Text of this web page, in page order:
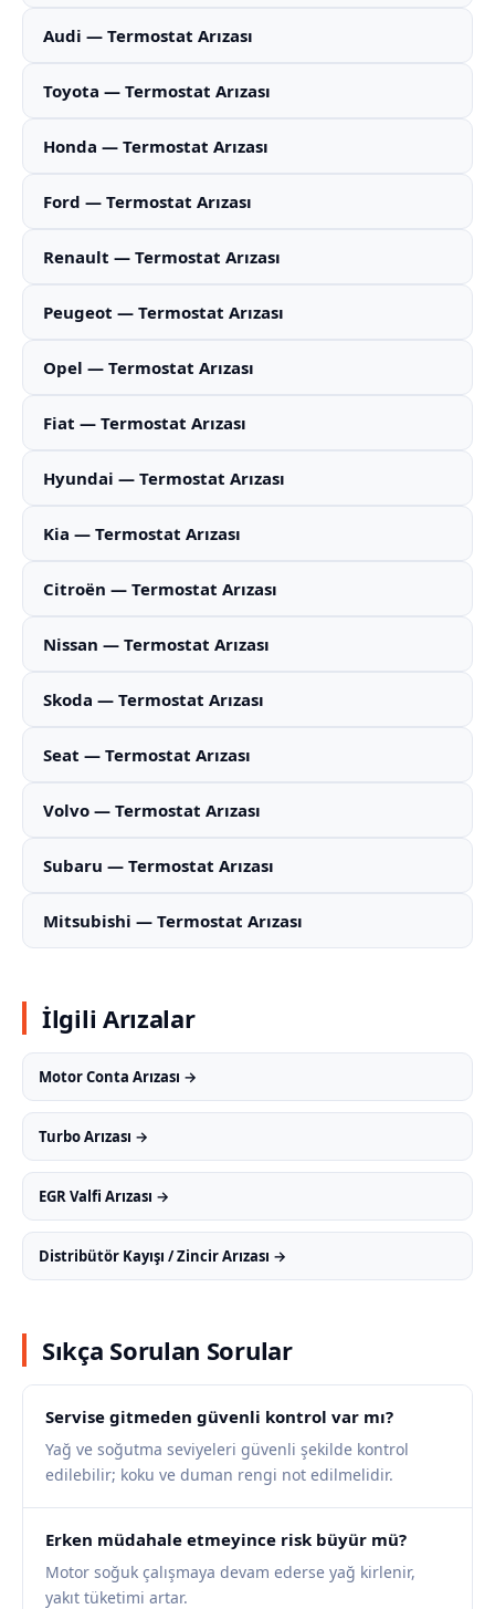
Audi — Termostat Arızası
Toyota — Termostat Arızası
Honda — Termostat Arızası
Ford — Termostat Arızası
Renault — Termostat Arızası
Peugeot — Termostat Arızası
Opel — Termostat Arızası
Fiat — Termostat Arızası
Hyundai — Termostat Arızası
Kia — Termostat Arızası
Citroën — Termostat Arızası
Nissan — Termostat Arızası
Skoda — Termostat Arızası
Seat — Termostat Arızası
Volvo — Termostat Arızası
Subaru — Termostat Arızası
Mitsubishi — Termostat Arızası
İlgili Arızalar
Motor Conta Arızası →
Turbo Arızası →
EGR Valfi Arızası →
Distribütör Kayışı / Zincir Arızası →
Sıkça Sorulan Sorular
Servise gitmeden güvenli kontrol var mı?
Yağ ve soğutma seviyeleri güvenli şekilde kontrol
edilebilir; koku ve duman rengi not edilmelidir.
Erken müdahale etmeyince risk büyür mü?
Motor soğuk çalışmaya devam ederse yağ kirlenir,
yakıt tüketimi artar.